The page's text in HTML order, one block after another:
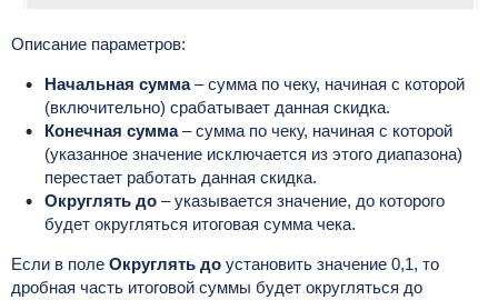
Описание параметров:
Начальная сумма– сумма по чеку, начиная с которой
(включительно) срабатывает данная скидка.
Конечная сумма– сумма по чеку, начиная с которой
(указанное значение исключается из этого диапазона)
перестает работать данная скидка.
Округлять до– указывается значение, до которого
будет округляться итоговая сумма чека.
Если в поле Округлять до установить значение 0,1, то
дробная часть итоговой суммы будет округляться до